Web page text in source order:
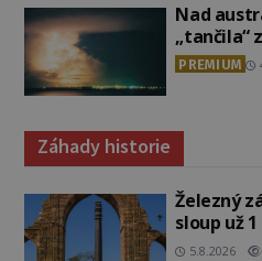
Nad
„tančila“
PREMIUM
Záhady historie
Železný
sloup už
5.8.2026